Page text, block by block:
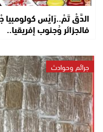
الدَّقْ تَمْ..رَايْس كولومبيا
فالجزائر وُجنوب إفريقيا..
جرائم وحوادث